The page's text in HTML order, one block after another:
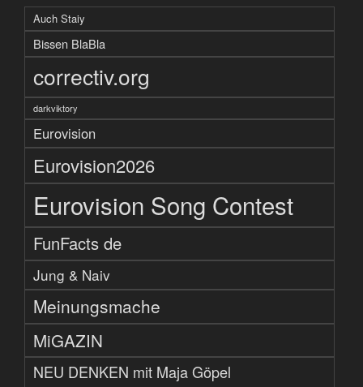
Auch Staiy
Bissen BlaBla
correctiv.org
darkviktory
Eurovision
Eurovision2026
Eurovision Song Contest
FunFacts de
Jung & Naiv
Meinungsmache
MiGAZIN
NEU DENKEN mit Maja Göpel